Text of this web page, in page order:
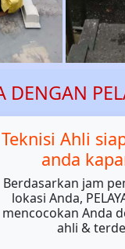
DENGAN
Teknisi Ahli
anda
Berdasarkan jam
lokasi Anda,
mencocokan Anda
ahli &